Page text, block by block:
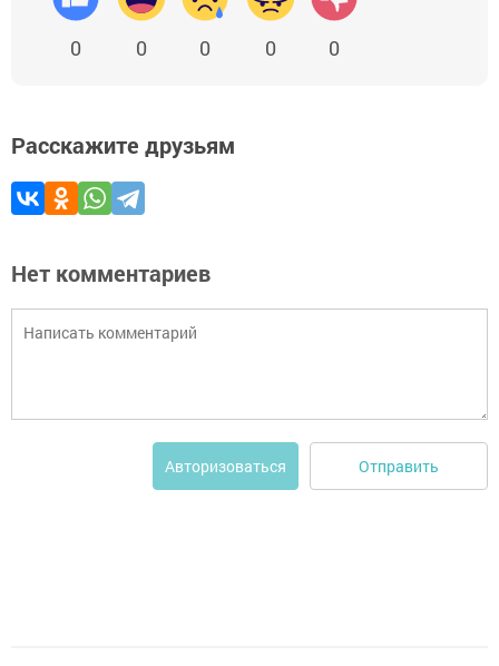
0 0 0 0 0
Расскажите друзьям
Нет комментариев
Авторизоваться Отправить